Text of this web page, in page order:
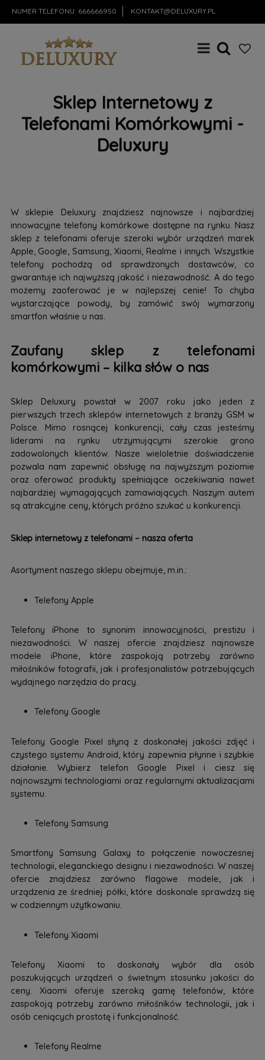
NUMER TELEFONU: 666666950 KONTAKT@DELUXURY.PL
Sklep Internetowy z
Telefonami Komórkowymi -
Deluxury
W sklepie Deluxury znajdziesz najnowsze i najbardziej
innowacyjne telefony komórkowe dostępne na rynku. Nasz
sklep z telefonami oferuje szeroki wybór urządzeń marek
Apple, Google, Samsung, Xiaomi, Realme i innych. Wszystkie
telefony pochodzą od sprawdzonych dostawców, co
gwarantuje ich najwyższą jakość i niezawodność. A do tego
możemy zaoferować je w najlepszej cenie! To chyba
wystarczające powody, by zamówić swój wymarzony
smartfon właśnie u nas.
Zaufany sklep z telefonami
komórkowymi – kilka słów o nas
Sklep Deluxury powstał w 2007 roku jako jeden z
pierwszych trzech sklepów internetowych z branży GSM w
Polsce. Mimo rosnącej konkurencji, cały czas jesteśmy
liderami na rynku utrzymującymi szerokie grono
zadowolonych klientów. Nasze wieloletnie doświadczenie
pozwala nam zapewnić obsługę na najwyższym poziomie
oraz oferować produkty spełniające oczekiwania nawet
najbardziej wymagających zamawiających. Naszym autem
są atrakcyjne ceny, których próżno szukać u konkurencji.
Sklep internetowy z telefonami – nasza oferta
Asortyment naszego sklepu obejmuje, m.in.:
Telefony Apple
Telefony iPhone to synonim innowacyjności, prestiżu i
niezawodności. W naszej ofercie znajdziesz najnowsze
modele iPhone, które zaspokoją potrzeby zarówno
miłośników fotografii, jak i profesjonalistów potrzebujących
wydajnego narzędzia do pracy.
Telefony Google
Telefony Google Pixel słyną z doskonałej jakości zdjęć i
czystego systemu Android, który zapewnia płynne i szybkie
działanie. Wybierz telefon Google Pixel i ciesz się
najnowszymi technologiami oraz regularnymi aktualizacjami
systemu.
Telefony Samsung
Smartfony Samsung Galaxy to połączenie nowoczesnej
technologii, eleganckiego designu i niezawodności. W naszej
ofercie znajdziesz zarówno flagowe modele, jak i
urządzenia ze średniej półki, które doskonale sprawdzą się
w codziennym użytkowaniu.
Telefony Xiaomi
Telefony Xiaomi to doskonały wybór dla osób
poszukujących urządzeń o świetnym stosunku jakości do
ceny. Xiaomi oferuje szeroką gamę telefonów, które
zaspokoją potrzeby zarówno miłośników technologii, jak i
osób ceniących prostotę i funkcjonalność.
Telefony Realme